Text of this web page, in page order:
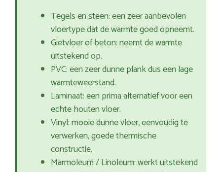
Tegels en steen: een zeer aanbevolen
vloertype dat de warmte goed opneemt.
Gietvloer of beton: neemt de warmte
uitstekend op.
PVC: een zeer dunne plank dus een lage
warmteweerstand.
Laminaat: een prima alternatief voor een
echte houten vloer.
Vinyl: mooie dunne vloer, eenvoudig te
verwerken, goede thermische
constructie.
Marmoleum / Linoleum: werkt uitstekend